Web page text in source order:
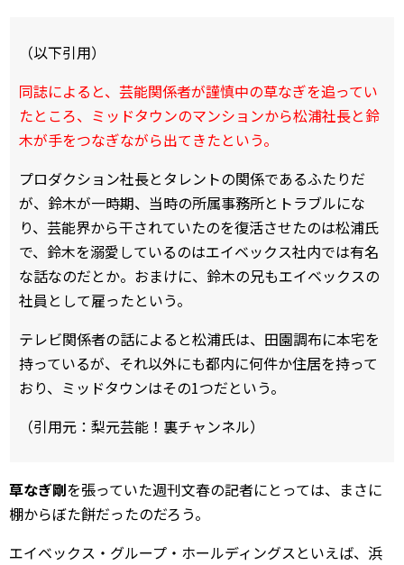
（以下引用）
同誌によると、芸能関係者が謹慎中の草なぎを追ってい
たところ、ミッドタウンのマンションから松浦社長と鈴
木が手をつなぎながら出てきたという。
プロダクション社長とタレントの関係であるふたりだ
が、鈴木が一時期、当時の所属事務所とトラブルにな
り、芸能界から干されていたのを復活させたのは松浦氏
で、鈴木を溺愛しているのはエイベックス社内では有名
な話なのだとか。おまけに、鈴木の兄もエイベックスの
社員として雇ったという。
テレビ関係者の話によると松浦氏は、田園調布に本宅を
持っているが、それ以外にも都内に何件か住居を持って
おり、ミッドタウンはその1つだという。
（引用元：梨元芸能！裏チャンネル）
草なぎ剛を張っていた週刊文春の記者にとっては、まさに
棚からぼた餅だったのだろう。
エイベックス・グループ・ホールディングスといえば、浜